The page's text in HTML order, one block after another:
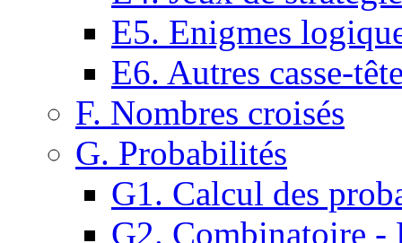
E5. Enigmes
E6. Autres casse-
F. Nombres croisés
G. Probabilités
G1. Calcul des
G2. Combinatoire -